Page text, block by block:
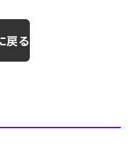
日開催
戻る